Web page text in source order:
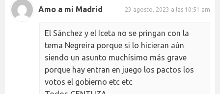
Amo a mi Madrid 23 agosto, 2023 a las 10:51 am
El Sánchez y el Iceta no se pringan con la
tema Negreira porque si lo hicieran aún
siendo un asunto muchísimo más grave
porque hay entran en juego los pactos los
votos el gobierno etc etc